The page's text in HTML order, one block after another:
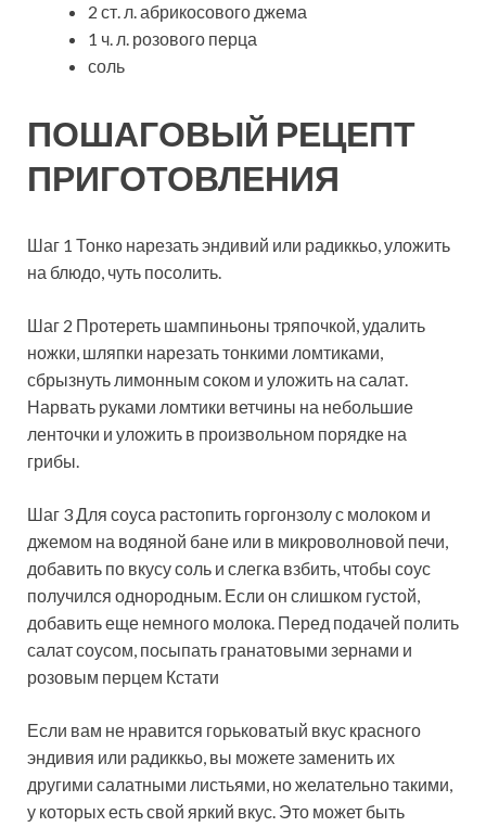
2 ст. л. абрикосового джема
1 ч. л. розового перца
соль
ПОШАГОВЫЙ РЕЦЕПТ
ПРИГОТОВЛЕНИЯ
Шаг 1 Тонко нарезать эндивий или радиккьо, уложить
на блюдо, чуть посолить.
Шаг 2 Протереть шампиньоны тряпочкой, удалить
ножки, шляпки нарезать тонкими ломтиками,
сбрызнуть лимонным соком и уложить на салат.
Нарвать руками ломтики ветчины на небольшие
ленточки и уложить в произвольном порядке на
грибы.
Шаг 3 Для соуса растопить горгонзолу с молоком и
джемом на водяной бане или в микроволновой печи,
добавить по вкусу соль и слегка взбить, чтобы соус
получился однородным. Если он слишком густой,
добавить еще немного молока. Перед подачей полить
салат соусом, посыпать гранатовыми зернами и
розовым перцем Кстати
Если вам не нравится горьковатый вкус красного
эндивия или радиккьо, вы можете заменить их
другими салатными листьями, но желательно такими,
у которых есть свой яркий вкус. Это может быть